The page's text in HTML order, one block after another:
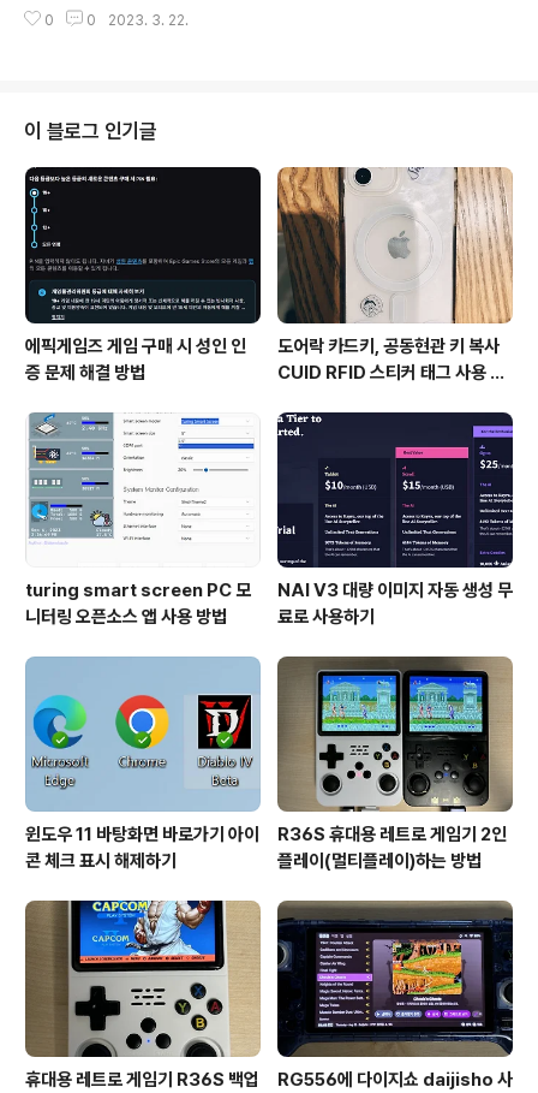
스크린샷 폴더 변경은 탐색기에서 스크린샷 폴더 마우스
시뮬레이션 가능 CPU 성능 비교(벤치마크) https://cpu.
ore i5-13400F cpu.userbenchmark.com 그래픽카
드 GPU 성능 비교(Benchmark) https://gpu.userbe
nchmark.com/Compare/Nvidia-RTX-4070-Ti-
v..
0 0 2023. 3. 22.
이 블로그 인기글
에픽게임즈 게임 구매 시 성인 인
증 문제 해결 방법
도어락 카드키, 공동현관 키 복사
CUID RFID 스티커 태그 사용 방
turing smart screen PC 모
니터링 오픈소스 앱 사용 방법
NAI V3 대량 이미지 자동 생성 무
료로 사용하기
윈도우 11 바탕화면 바로가기 아이
콘 체크 표시 해제하기
R36S 휴대용 레트로 게임기 2인
플레이(멀티플레이)하는 방법
휴대용 레트로 게임기 R36S 백업 RG556에 다이지쇼 daijisho 사